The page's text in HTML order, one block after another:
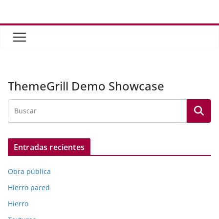
contenido
ThemeGrill Demo Showcase
Entradas recientes
Obra pública
Hierro pared
Hierro